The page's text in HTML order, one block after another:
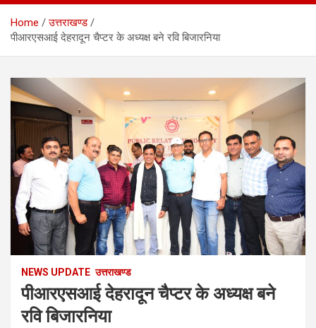
Home
उत्तराखण्ड
पीआरएसआई देहरादून चैप्टर के अध्यक्ष बने रवि बिजारनिया
NEWS UPDATE उत्तराखण्ड
पीआरएसआई देहरादून चैप्टर के अध्यक्ष बने
रवि बिजारनिया